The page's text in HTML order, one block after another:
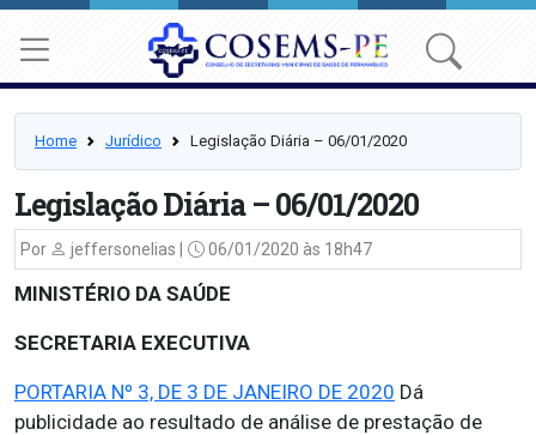
Home Jurídico Legislação Diária – 06/01/2020
Legislação Diária – 06/01/2020
Por jeffersonelias | 06/01/2020 às 18h47
MINISTÉRIO DA SAÚDE
SECRETARIA EXECUTIVA
PORTARIA Nº 3, DE 3 DE JANEIRO DE 2020 Dá
publicidade ao resultado de análise de prestação de